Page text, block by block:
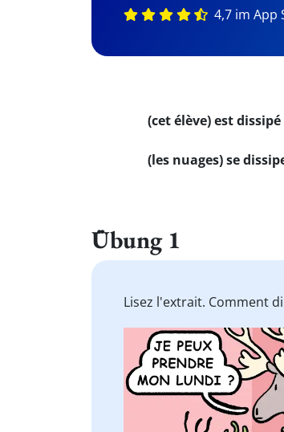
4,7 im App
(cet élève) est dissipé
(les nuages) se
Übung 1
Lisez l'extrait. Comment